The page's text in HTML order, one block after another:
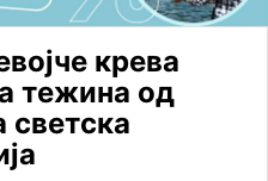
крева
тежина од
светска